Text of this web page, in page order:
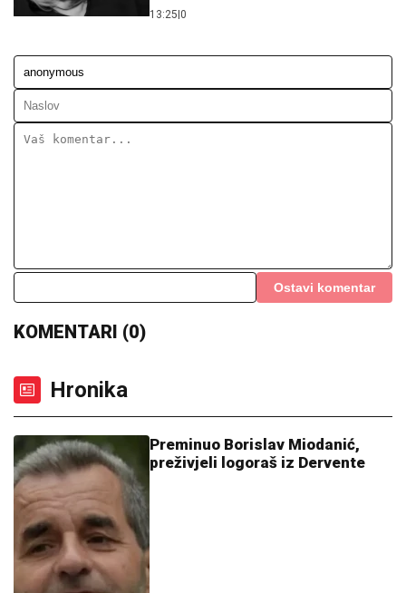
13:25 0
Ostavi komentar
KOMENTARI (0)
Hronika
Preminuo Borislav Miodanić,
preživjeli logoraš iz Dervente